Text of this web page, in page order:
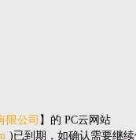
限公司 】的 PC云网站
)已到期，如确认需要继